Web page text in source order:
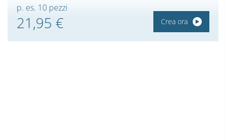
p. es. 10 pezzi
21,95 € Crea ora